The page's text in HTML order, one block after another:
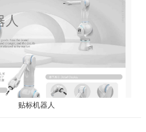
贴标机器人